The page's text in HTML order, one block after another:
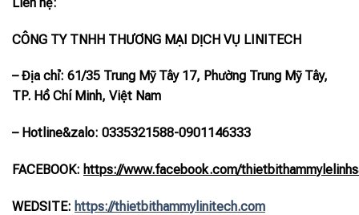
CÔNG TY TNHH THƯƠNG MẠI DỊCH VỤ LINITECH
– Địa chỉ: 61/35 Trung Mỹ Tây 17, Phường Trung Mỹ Tây,
TP. Hồ Chí Minh, Việt Nam
– Hotline&zalo: 0335321588-0901146333
FACEBOOK: https://www.facebook.com/
WEDSITE: https://thietbithammylinitech.com